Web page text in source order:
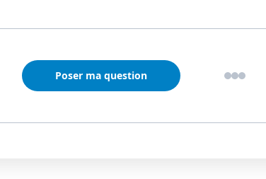
Poser ma question